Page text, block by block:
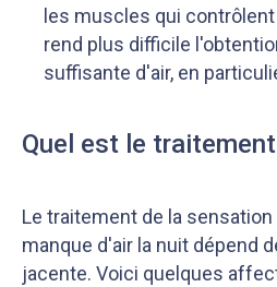
les muscles qui
rend plus difficile
suffisante d'air, en
Quel est le
Le traitement de la
manque d'air la nuit dépend
jacente. Voici quelques